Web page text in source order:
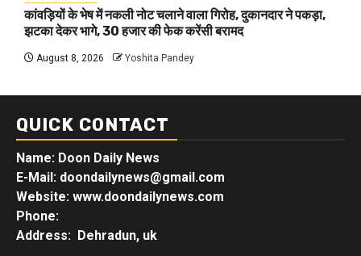
कांवड़ियों के भेष में नकली नोट चलाने वाला गिरोह, दुकानदार ने पकड़ा,
झटका देकर भागे, 30 हजार की फेक करेंसी बरामद
August 8, 2026 Yoshita Pandey
QUICK CONTACT
Name: Doon Daily News
E-Mail: doondailynews@gmail.com
Website: www.doondailynews.com
Phone:
Address: Dehradun, uk